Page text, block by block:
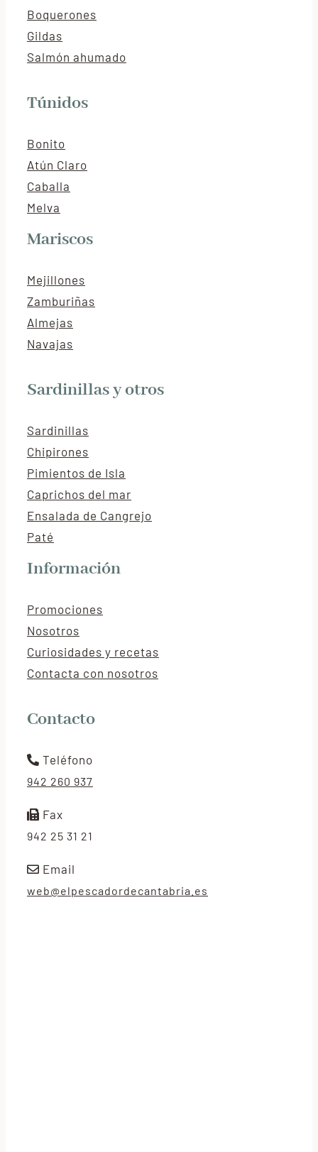
Boquerones
Gildas
Salmón ahumado
Túnidos
Bonito
Atún Claro
Caballa
Melva
Mariscos
Mejillones
Zamburiñas
Almejas
Navajas
Sardinillas y otros
Sardinillas
Chipirones
Pimientos de Isla
Caprichos del mar
Ensalada de Cangrejo
Paté
Información
Promociones
Nosotros
Curiosidades y recetas
Contacta con nosotros
Contacto
Teléfono
942 260 937
Fax
942 25 31 21
Email
web@elpescadordecantabria.es